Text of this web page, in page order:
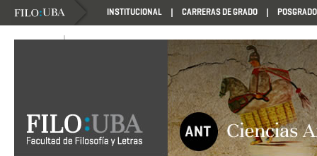
INSTITUCIONAL CARRERAS DE GRADO POSGRADO
NOVEDADES NOVEDADES